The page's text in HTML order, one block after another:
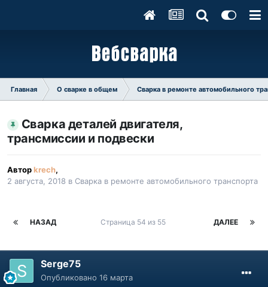
Главная О сварке в общем Сварка в ремонте автомобильного
Сварка деталей двигателя,
трансмиссии и подвески
Авторkrech,
2 августа, 2018 в Сварка в ремонте автомобильного транспорта
НАЗАД ДАЛЕЕ
Страница 54 из 55
Serge75
Опубликовано 16 марта